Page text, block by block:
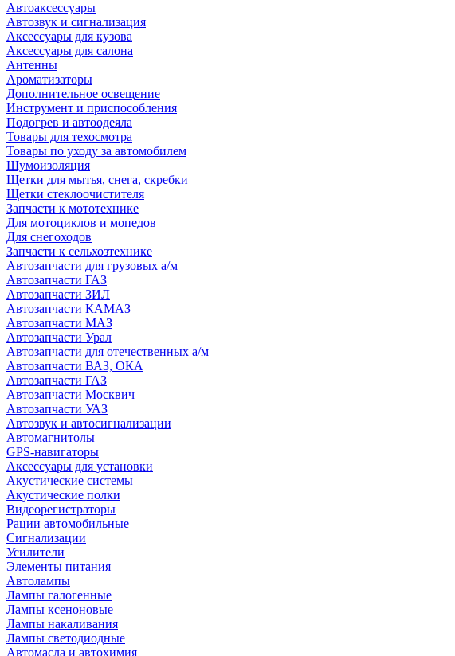
Автоаксессуары
Автозвук и сигнализация
Аксессуары для кузова
Аксессуары для салона
Антенны
Ароматизаторы
Дополнительное освещение
Инструмент и приспособления
Подогрев и автоодеяла
Товары для техосмотра
Товары по уходу за автомобилем
Шумоизоляция
Щетки для мытья, снега, скребки
Щетки стеклоочистителя
Запчасти к мототехнике
Для мотоциклов и мопедов
Для снегоходов
Запчасти к сельхозтехнике
Автозапчасти для грузовых а/м
Автозапчасти ГАЗ
Автозапчасти ЗИЛ
Автозапчасти КАМАЗ
Автозапчасти МАЗ
Автозапчасти Урал
Автозапчасти для отечественных а/м
Автозапчасти ВАЗ, ОКА
Автозапчасти ГАЗ
Автозапчасти Москвич
Автозапчасти УАЗ
Автозвук и автосигнализации
Автомагнитолы
GPS-навигаторы
Аксессуары для установки
Акустические системы
Акустические полки
Видеорегистраторы
Рации автомобильные
Сигнализации
Усилители
Элементы питания
Автолампы
Лампы галогенные
Лампы ксеноновые
Лампы накаливания
Лампы светодиодные
Автомасла и автохимия